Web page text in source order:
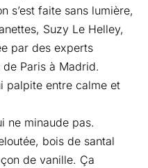
s’est faite sans lumière,
Suzy Le Helley,
par des experts
Paris à Madrid.
palpite entre calme et
ne minaude pas.
bois de santal
de vanille. Ça